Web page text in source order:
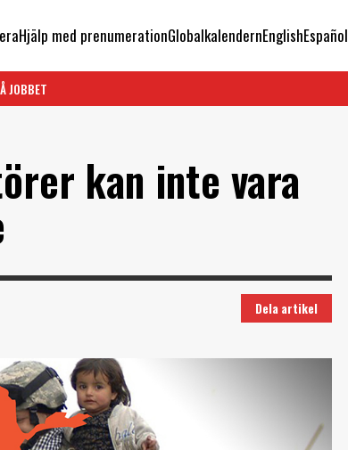
Hjälp med prenumerationGlobalkalendernEnglishEspañol
JOBBET
kan inte vara
Dela artikel